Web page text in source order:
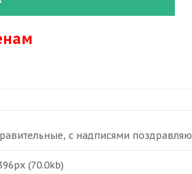
с надписями поздравляю
(70.0kb)